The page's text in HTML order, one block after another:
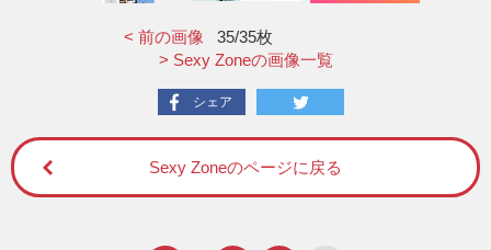
< 前の画像 35/35枚
> Sexy Zoneの画像一覧
シェア
Sexy Zoneのページに戻る